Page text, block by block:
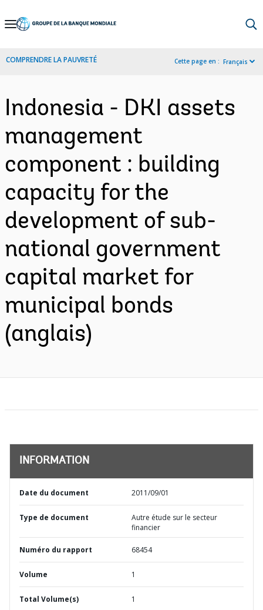
Skip
Navigation
COMPRENDRE LA PAUVRETÉ Cette page en : Français
Indonesia - DKI assets
management
component : building
capacity for the
development of sub-
national government
capital market for
municipal bonds
(anglais)
INFORMATION
Date du document 2011/09/01
Type de document
Autre étude sur le secteur
financier
Numéro du rapport 68454
Volume 1
Total Volume(s) 1